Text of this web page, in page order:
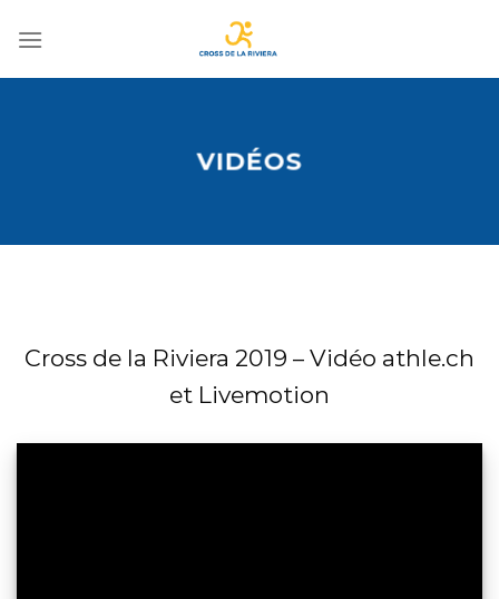
au
VIDÉOS
Cross de la Riviera 2019 – Vidéo athle.ch
et Livemotion